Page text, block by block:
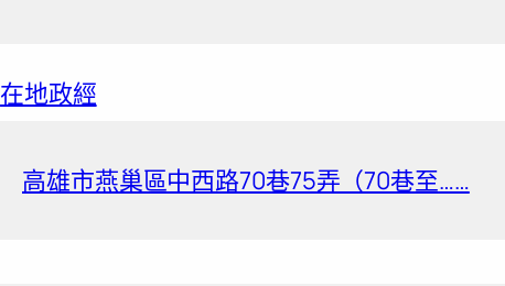
在地政經
高雄市燕巢區中西路70巷75弄（70巷至……